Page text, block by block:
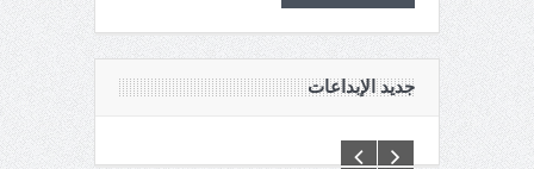
جديد الإبداعات